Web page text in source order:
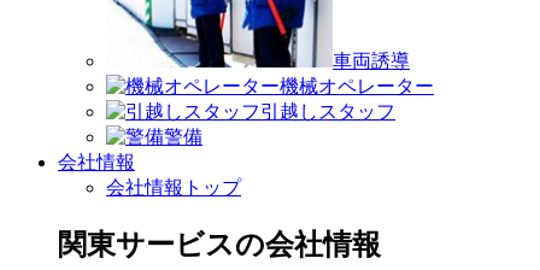
車両誘導
機械オペレーター
引越しスタッフ
警備
会社情報
会社情報トップ
関東サービスの会社情報